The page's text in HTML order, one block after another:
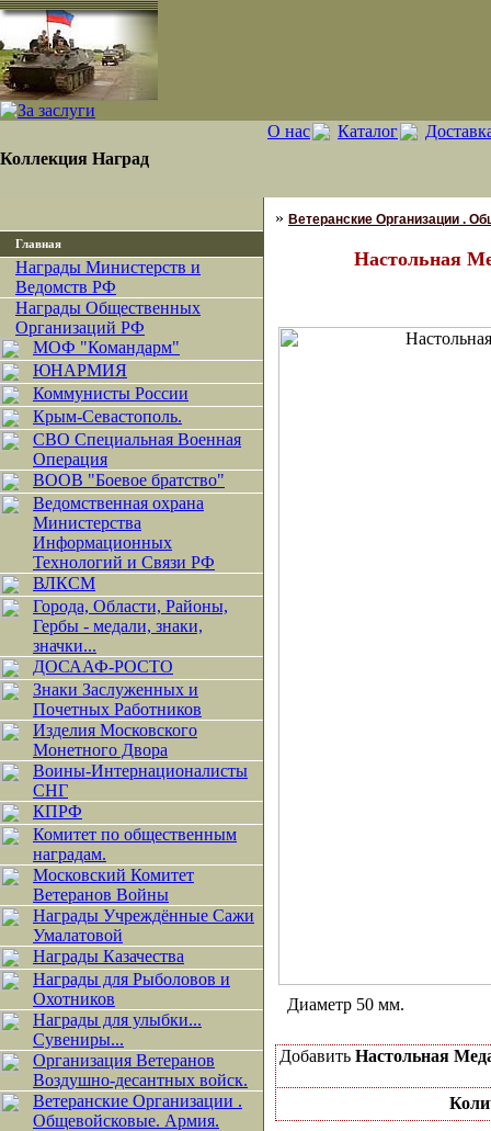
Коллекция Наград
О нас Каталог
Главная
Награды Министерств и
Ведомств РФ
Награды Общественных
Организаций РФ
МОФ "Командарм"
ЮНАРМИЯ
Коммунисты России
Крым-Севастополь.
СВО Специальная Военная
Операция
ВООВ "Боевое братство"
Ведомственная охрана
Министерства
Информационных
Технологий и Связи РФ
ВЛКСМ
Города, Области, Районы,
Гербы - медали, знаки,
значки...
ДОСААФ-РОСТО
Знаки Заслуженных и
Почетных Работников
Изделия Московского
Монетного Двора
Воины-Интернационалисты
СНГ
КПРФ
Комитет по общественным
наградам.
Московский Комитет
Ветеранов Войны
Награды Учреждённые Сажи
Умалатовой
Награды Казачества
Награды для Рыболовов и
Охотников
Награды для улыбки...
Сувениры...
Организация Ветеранов
Воздушно-десантных войск.
Ветеранские Организации .
Общевойсковые. Армия.
» Ветеранские Организации .
Настольная
Диаметр 50 мм.
Добавить Настольная